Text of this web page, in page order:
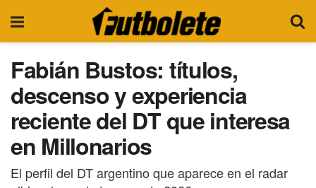
Fabián Bustos: títulos,
descenso y experiencia
reciente del DT que interesa
en Millonarios
El perfil del DT argentino que aparece en el radar